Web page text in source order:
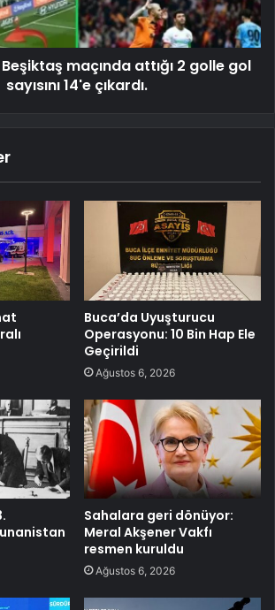
maçında attığı 2 golle gol
sayısını 14'e çıkardı.
Buca’da Uyuşturucu
Operasyonu: 10 Bin Hap Ele
Geçirildi
Ağustos 6, 2026
Sahalara geri dönüyor:
Meral Akşener Vakfı
resmen kuruldu
Ağustos 6, 2026